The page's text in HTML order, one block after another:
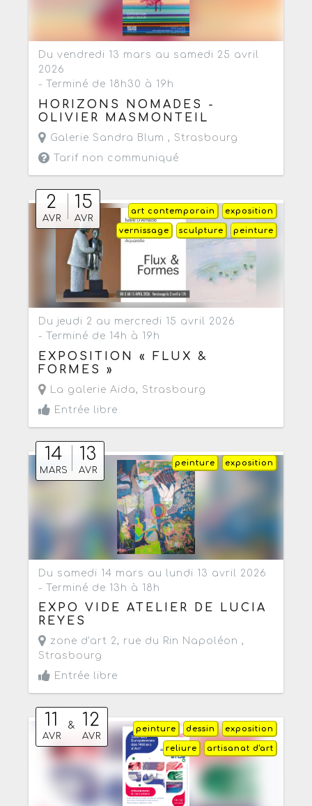
Du vendredi 13 mars au samedi 25 avril
2026
- Terminé de 18h30 à 19h
HORIZONS NOMADES -
OLIVIER MASMONTEIL
Galerie Sandra Blum , Strasbourg
Tarif non communiqué
2
AVR
15
AVR
exposition
art contemporain
peinture
sculpture
vernissage
Du jeudi 2 au mercredi 15 avril 2026
- Terminé de 14h à 19h
EXPOSITION « FLUX &
FORMES »
La galerie Aida, Strasbourg
Entrée libre
14
MARS
13
AVR
exposition
peinture
Du samedi 14 mars au lundi 13 avril 2026
- Terminé de 13h à 18h
EXPO VIDE ATELIER DE LUCIA
REYES
zone d'art 2, rue du Rin Napoléon ,
Strasbourg
Entrée libre
11
AVR
& 12
AVR
exposition
dessin
peinture
artisanat d'art
reliure